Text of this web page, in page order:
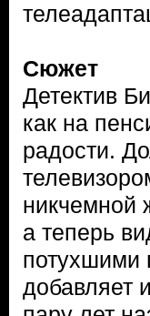
Сюжет
Детектив
как на
радости.
никчемной
а теперь
потухшими
добавляет